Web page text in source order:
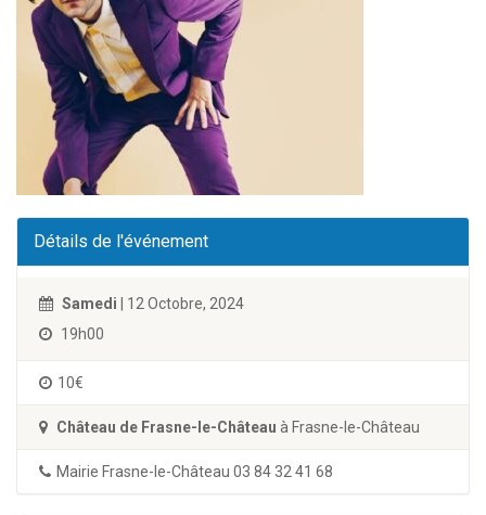
Détails de l'événement
Samedi | 12 Octobre, 2024
19h00
10€
Château de Frasne-le-Château à Frasne-le-Château
Mairie Frasne-le-Château 03 84 32 41 68